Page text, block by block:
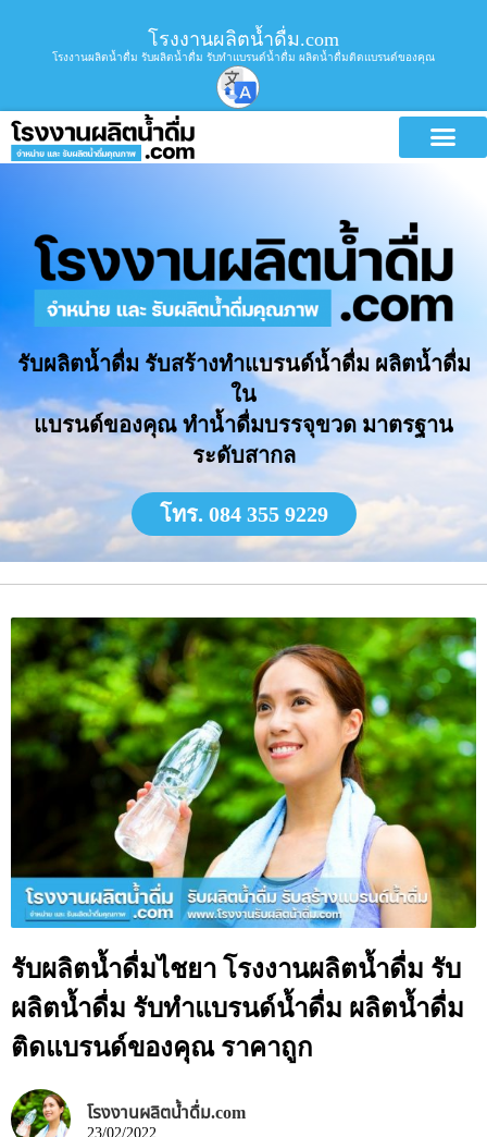
โรงงานผลิตน้ำดื่ม.com
โรงงานผลิตน้ำดื่ม รับผลิตน้ำดื่ม รับทำแบรนด์น้ำดื่ม ผลิตน้ำดื่มติดแบรนด์ของคุณ
รับผลิตน้ำดื่ม รับสร้างทำแบรนด์น้ำดื่ม ผลิตน้ำดื่ม
ใน
แบรนด์ของคุณ ทำน้ำดื่มบรรจุขวด มาตรฐาน
ระดับสากล
โทร. 084 355 9229
รับผลิตน้ำดื่มไชยา โรงงานผลิตน้ำดื่ม รับ
ผลิตน้ำดื่ม รับทำแบรนด์น้ำดื่ม ผลิตน้ำดื่ม
ติดแบรนด์ของคุณ ราคาถูก
โรงงานผลิตน้ำดื่ม.com
23/02/2022